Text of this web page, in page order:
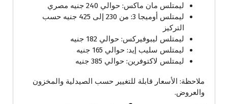
ليمتلس مان ماكس: حوالي 240 جنيه مصري
ليمتلس أوميجا 3: من 230 إلى 425 جنيه حسب
التركيز
ليمتلس ليبوفيركس: حوالي 182 جنيه
ليمتلس سليب إيد: حوالي 165 جنيه
ليمتلس لاكتوفرين: حوالي 385 جنيه
ملاحظة: الأسعار قابلة للتغيير حسب الصيدلية والمخزون
والعروض.